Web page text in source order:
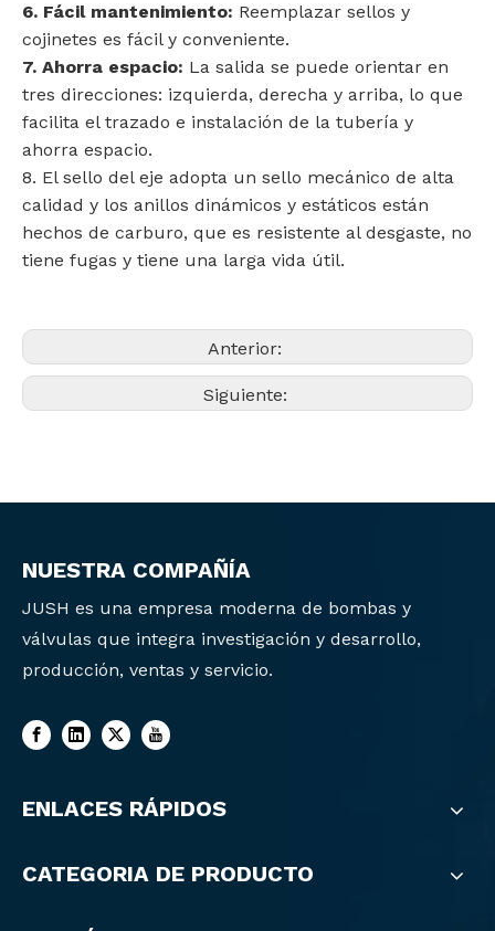
6. Fácil mantenimiento: Reemplazar sellos y
cojinetes es fácil y conveniente.
7. Ahorra espacio: La salida se puede orientar en
tres direcciones: izquierda, derecha y arriba, lo que
facilita el trazado e instalación de la tubería y
ahorra espacio.
8. El sello del eje adopta un sello mecánico de alta
calidad y los anillos dinámicos y estáticos están
hechos de carburo, que es resistente al desgaste, no
tiene fugas y tiene una larga vida útil.
Anterior:
Siguiente:
NUESTRA COMPAÑÍA
JUSH es una empresa moderna de bombas y
válvulas que integra investigación y desarrollo,
producción, ventas y servicio.
ENLACES RÁPIDOS
CATEGORIA DE PRODUCTO